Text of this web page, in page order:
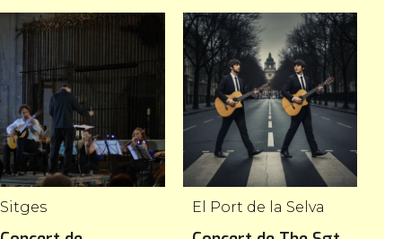
Sitges El Port de la Selva